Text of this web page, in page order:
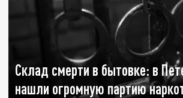
Склад смерти в бытовке: в
нашли огромную партию